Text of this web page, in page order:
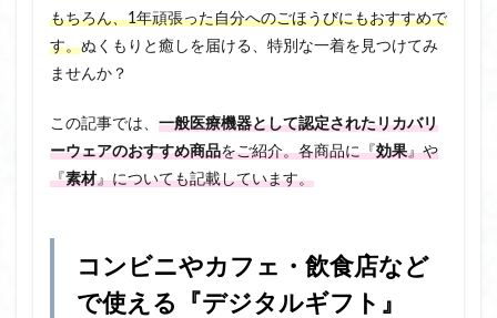
もちろん、1年頑張った自分へのごほうびにもおすすめで
す。ぬくもりと癒しを届ける、特別な一着を見つけてみ
ませんか？
この記事では、 一般医療機器として認定されたリカバリ
ーウェアのおすすめ商品をご紹介。各商品に『効果』や
『素材』についても記載しています。
コンビニやカフェ・飲食店など
で使える『デジタルギフト』